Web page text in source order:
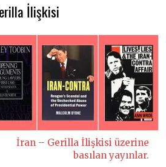
İlişkisi
İran – Gerilla İlişkisi üzerine
basılan yayınlar.